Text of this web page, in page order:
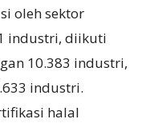
oleh sektor
industri, diikuti
10.383 industri,
industri.
halal